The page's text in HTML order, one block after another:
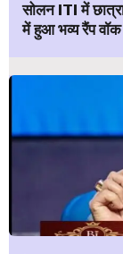
सोलन ITI में
में हुआ भव्य रैंप